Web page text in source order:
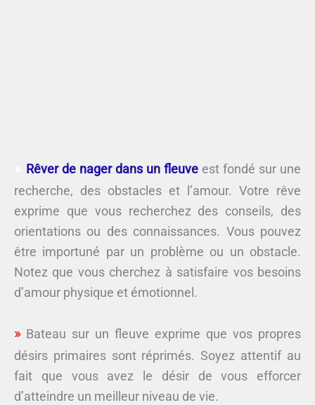
Rêver de nager dans un fleuve est fondé sur une
recherche, des obstacles et l’amour. Votre rêve
exprime que vous recherchez des conseils, des
orientations ou des connaissances. Vous pouvez
être importuné par un problème ou un obstacle.
Notez que vous cherchez à satisfaire vos besoins
d’amour physique et émotionnel.
Bateau sur un fleuve exprime que vos propres
désirs primaires sont réprimés. Soyez attentif au
fait que vous avez le désir de vous efforcer
d’atteindre un meilleur niveau de vie.